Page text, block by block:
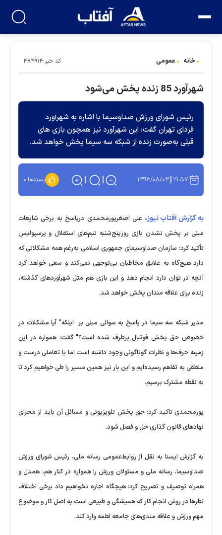
خانه عمومی کد خبر:۴۸۴۹۱۴
شهرآورد 85 زنده پخش می‌شود
رئیس شورای ورزش صداوسیما با اشاره به شهرآورد
فردای تهران گفت: این شهرآورد نیز همچون بازی های
قبلی به‌صورت زنده از شبکه سه سیما پخش خواهد شد.
۱۹:۵۷ ۱۳۹۶/۰۸/۰۳ پسندها:۰
به گزارش آفتاب نیوز، علی اصغرپورمحمدی درپاسخ به برخی شایعات
مبنی بر پخش نشدن بازی روزپنج‌شنبه تیم‌های استقلال و پرسپولیس
تأکید کرد: سازمان صداوسیمای جمهوری اسلامی به‌رغم همه مشکلاتی که
دارد هیچ‌گاه به علایق مخاطبان بی‌‌توجهی نمی‌کند و سعی خواهد کرد
آنچه در توان دارد انجام دهد و این بازی هم مثل شهرآورد‌های گذشته،
زنده برای علاقه مندان پخش خواهد شد.
مدیر شبکه سه سیما در پاسخ به سوالی مبنی بر اینکه" آیا مشکلات در
خصوص حق پخش فوتبال برطرف شده است؟" گفت: همواره در این
زمینه حرف‌ها و نظرات گوناگونی وجود داشته است اما با تعاملی درست و
منطقی به تفاهم رسیده‌ایم و این بار نیز همین مسیر را طی خواهیم کرد تا
به نقطه مشترک برسیم.
پورمحمدی تاکید کرد: حق پخش تلویزیونی و مسائل آن باید از مجرای
نهادهای قانون گذاری حل و فصل شود.
به گزارش ایسنا به نقل از روابط‌عمومی رسانه ملی، رئیس شورای ورزش
صداوسیما، رسانه ملی و مسئولان ورزش را همواره در کنار هم، همدل و
همراه توصیف و تصریح کرد: هیچگاه اجازه نخواهیم داد برخی اختلاف
نظرها در روش انجام کار که همیشگی و طبیعی است به اصل کار و موضوع
مهم ورزش و علاقه مندی‌های جامعه لطمه وارد کند.